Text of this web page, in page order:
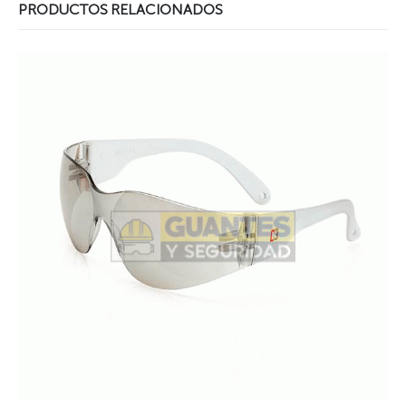
PRODUCTOS RELACIONADOS